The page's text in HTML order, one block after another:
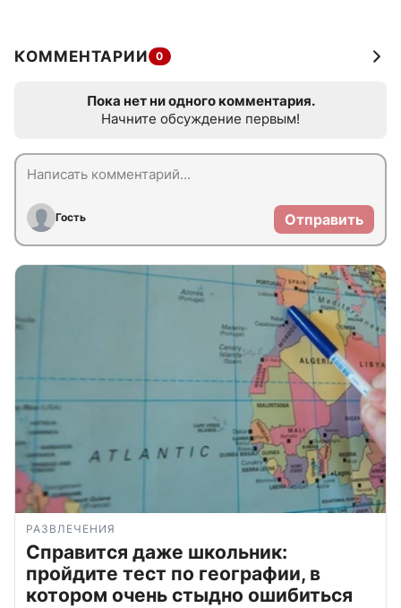
КОММЕНТАРИИ 0
Пока нет ни одного комментария.
Начните обсуждение первым!
Гость Отправить
РАЗВЛЕЧЕНИЯ
Справится даже школьник:
пройдите тест по географии, в
котором очень стыдно ошибиться